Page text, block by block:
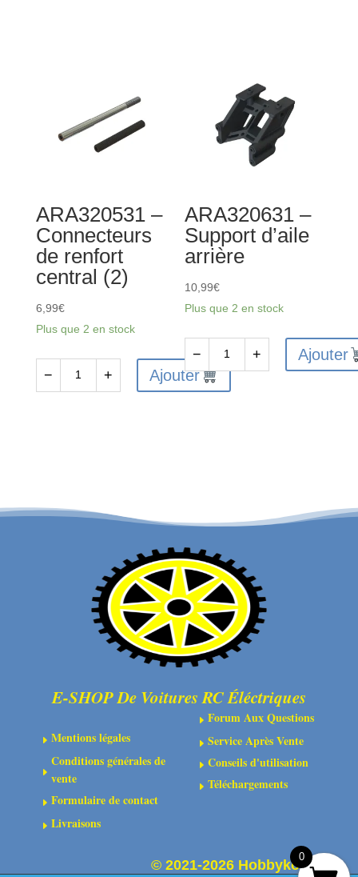
glissement
suspension
ARA320531 –
Connecteurs
de renfort
central (2)
6,99€
Plus que 2 en stock
renfort
− + Ajouter
ARA320631 –
Support d’aile
arrière
10,99€
Plus que 2 en stock
de
− + Ajouter
E-SHOP De Voitures RC Éléctriques
EMentions légales
E
Conditions générales de
vente
EFormulaire de contact
ELivraisons
E Forum Aux Questions
E Service Après Vente
E Conseils d'utilisation
E Téléchargements
© 2021-2026 Hobbykoo
0